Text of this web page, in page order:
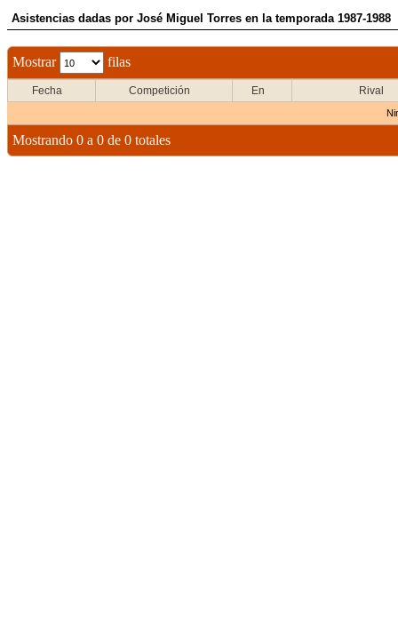
Asistencias dadas por José Miguel Torres en la temporada 1987-1988
Mostrar filas
Fecha Competición En Rival
Mostrando 0 a 0 de 0 totales